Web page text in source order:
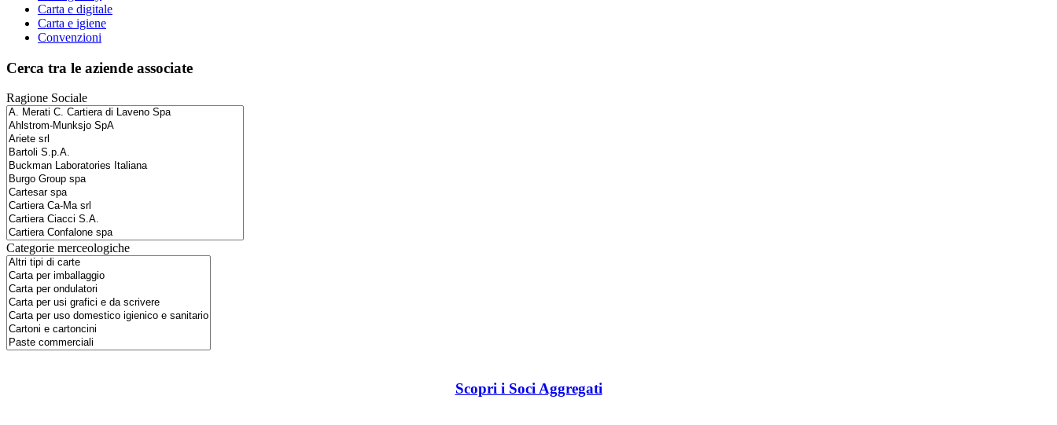
Carta e digitale
Carta e igiene
Convenzioni
Cerca tra le aziende associate
Ragione Sociale
Categorie merceologiche
Scopri i Soci Aggregati